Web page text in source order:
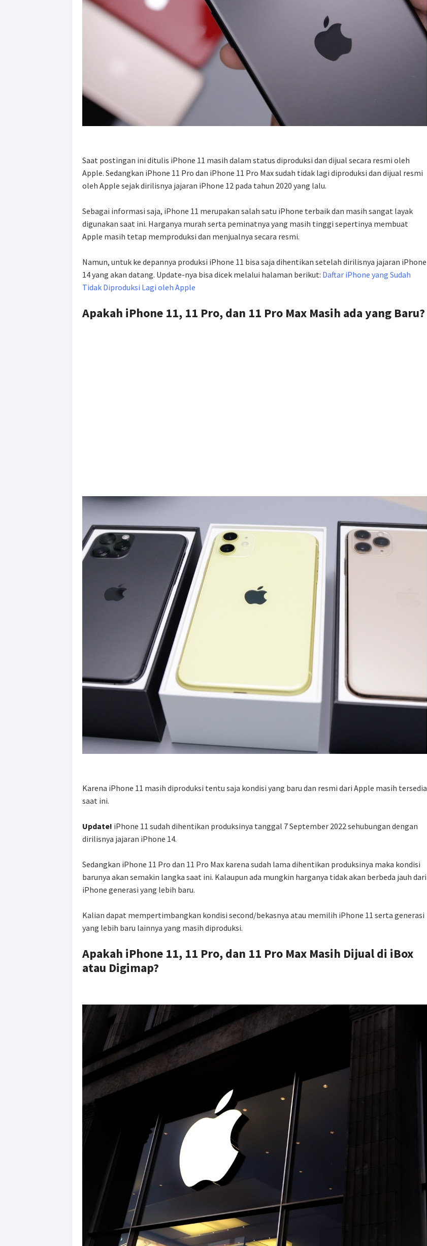
Saat postingan ini ditulis iPhone 11 masih dalam status diproduksi dan dijual secara resmi oleh
Apple. Sedangkan iPhone 11 Pro dan iPhone 11 Pro Max sudah tidak lagi diproduksi dan dijual resmi
oleh Apple sejak dirilisnya jajaran iPhone 12 pada tahun 2020 yang lalu.
Sebagai informasi saja, iPhone 11 merupakan salah satu iPhone terbaik dan masih sangat layak
digunakan saat ini. Harganya murah serta peminatnya yang masih tinggi sepertinya membuat
Apple masih tetap memproduksi dan menjualnya secara resmi.
Namun, untuk ke depannya produksi iPhone 11 bisa saja dihentikan setelah dirilisnya jajaran iPhone
14 yang akan datang. Update-nya bisa dicek melalui halaman berikut: Daftar iPhone yang Sudah
Tidak Diproduksi Lagi oleh Apple
Apakah iPhone 11, 11 Pro, dan 11 Pro Max Masih ada yang Baru?
Karena iPhone 11 masih diproduksi tentu saja kondisi yang baru dan resmi dari Apple masih tersedia
saat ini.
Update! iPhone 11 sudah dihentikan produksinya tanggal 7 September 2022 sehubungan dengan
dirilisnya jajaran iPhone 14.
Sedangkan iPhone 11 Pro dan 11 Pro Max karena sudah lama dihentikan produksinya maka kondisi
barunya akan semakin langka saat ini. Kalaupun ada mungkin harganya tidak akan berbeda jauh dari
iPhone generasi yang lebih baru.
Kalian dapat mempertimbangkan kondisi second/bekasnya atau memilih iPhone 11 serta generasi
yang lebih baru lainnya yang masih diproduksi.
Apakah iPhone 11, 11 Pro, dan 11 Pro Max Masih Dijual di iBox
atau Digimap?